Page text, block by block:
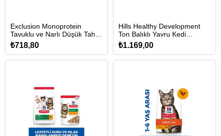
Exclusion Monoprotein
Tavuklu ve Narlı Düşük Tahıllı
Yetişkin Kedi Maması 1,5kg
₺718,80
Hills Healthy Development
Ton Balıklı Yavru Kedi
Maması 1kg + 500gr
HEDİYE!
₺1.169,00